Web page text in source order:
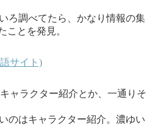
ろ調べてたら、かなり情報の集
ことを発見。
サイト)
ャラクター紹介とか、一通りそ
のはキャラクター紹介。濃ゆい